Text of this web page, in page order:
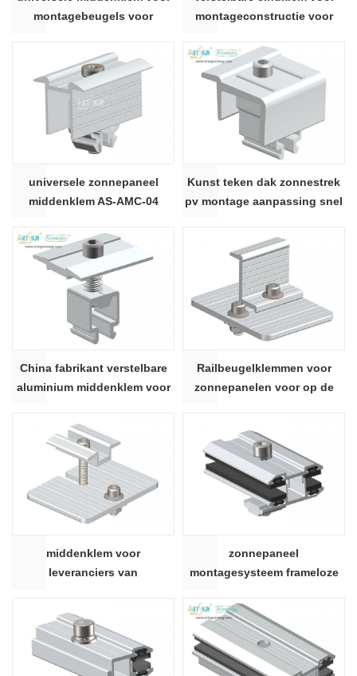
montagebeugels voor
montageconstructie voor
universele zonnepaneel
middenklem AS-AMC-04
Kunst teken dak zonnestrek
pv montage aanpassing snel
China fabrikant verstelbare
aluminium middenklem voor
Railbeugelklemmen voor
zonnepanelen voor op de
middenklem voor
leveranciers van
zonnemodules
zonnepaneel
montagesysteem frameloze